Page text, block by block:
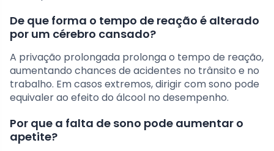
De que forma o tempo de reação é alterado
por um cérebro cansado?
A privação prolongada prolonga o tempo de reação,
aumentando chances de acidentes no trânsito e no
trabalho. Em casos extremos, dirigir com sono pode
equivaler ao efeito do álcool no desempenho.
Por que a falta de sono pode aumentar o
apetite?